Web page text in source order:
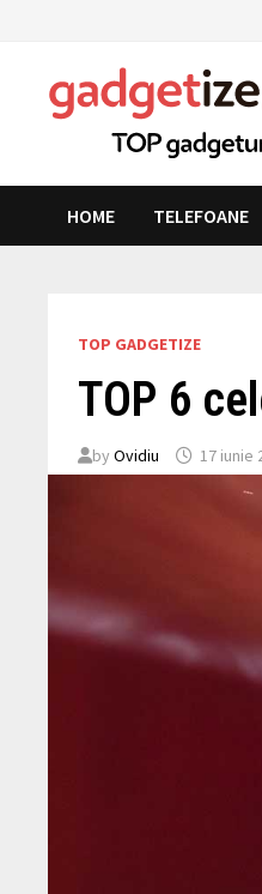
content
HOME TELEFOANE
TOP GADGETIZE
TOP 6
byOvidiu 17 iunie